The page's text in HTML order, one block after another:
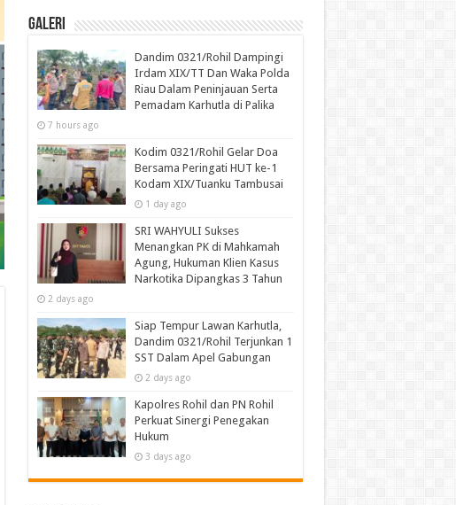
Galeri
Dandim 0321/Rohil Dampingi
Irdam XIX/TT Dan Waka Polda
Riau Dalam Peninjauan Serta
Pemadam Karhutla di Palika
7 hours ago
Kodim 0321/Rohil Gelar Doa
Bersama Peringati HUT ke-1
Kodam XIX/Tuanku Tambusai
1 day ago
SRI WAHYULI Sukses
Menangkan PK di Mahkamah
Agung, Hukuman Klien Kasus
Narkotika Dipangkas 3 Tahun
2 days ago
Siap Tempur Lawan Karhutla,
Dandim 0321/Rohil Terjunkan 1
SST Dalam Apel Gabungan
2 days ago
Kapolres Rohil dan PN Rohil
Perkuat Sinergi Penegakan
Hukum
3 days ago